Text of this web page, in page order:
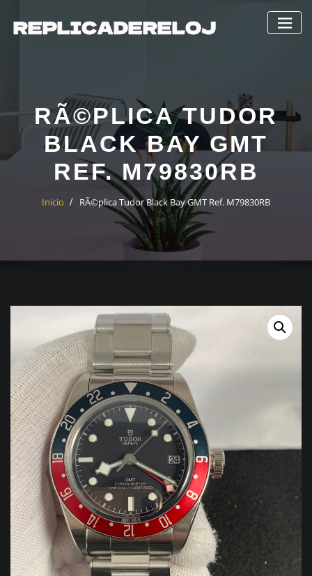
contenido
RÃ©PLICA TUDOR
BLACK BAY GMT
REF. M79830RB
Inicio RÃ©plica Tudor Black Bay GMT Ref. M79830RB